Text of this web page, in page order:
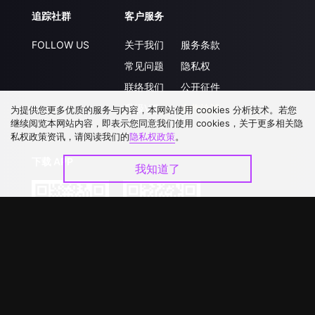
追踪社群
FOLLOW US
客户服务
关于我们
常见问题
联络我们
升级VIP
服务条款
隐私权
公开征件
合作洽談
为提供您更多优质的服务与内容，本网站使用 cookies 分析技术。若您
继续阅览本网站内容，即表示您同意我们使用 cookies，关于更多相关隐
私权政策资讯，请阅读我们的隐私权政策。
我知道了